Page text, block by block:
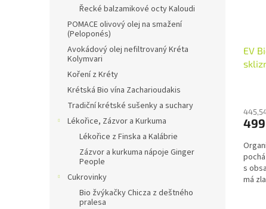
Řecké balzamikové octy Kaloudi
POMACE olivový olej na smažení
(Peloponés)
Avokádový olej nefiltrovaný Kréta
Kolymvari
Koření z Kréty
Krétská Bio vína Zacharioudakis
Tradiční krétské sušenky a suchary
Lékořice, Zázvor a Kurkuma
Lékořice z Finska a Kalábrie
Zázvor a kurkuma nápoje Ginger
People
Cukrovinky
Bio žvýkačky Chicza z deštného
pralesa
EV
s
má